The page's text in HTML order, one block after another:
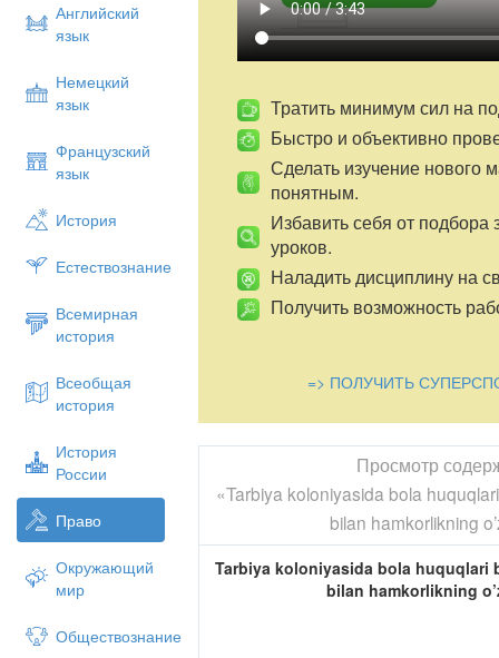
Английский
язык
Немецкий
язык
Французский
язык
История
Естествознание
Всемирная
история
Всеобщая
история
История
России
Право
Окружающий
мир
Обществознание
Тратить минимум сил на
Быстро и объективно
Сделать изучение нового
понятным.
Избавить себя от подбора
уроков.
Наладить дисциплину на
Получить возможность
=> ПОЛУЧИТЬ
Просмотр
«Tarbiya koloniyasida bola
bilan hamkorlikning
Tarbiya koloniyasida bola huquqlari
bilan hamkorlikning o’